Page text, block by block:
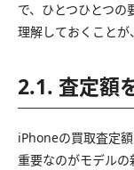
で、ひとつひとつ
理解しておくことが
2.1. 査定額
iPhoneの買取査定
重要なのがモデル